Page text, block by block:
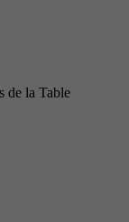
de la Table